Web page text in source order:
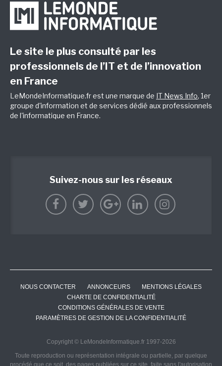
Le site le plus consulté par les
professionnels de l’IT et de l’innovation
en France
LeMondeInformatique.fr est une marque de IT News Info, 1er
groupe d'information et de services dédié aux professionnels
de l'informatique en France.
Suivez-nous sur les réseaux
NOUS CONTACTER ANNONCEURS
MENTIONS LÉGALES
CHARTE DE CONFIDENTIALITÉ
CONDITIONS GÉNÉRALES DE VENTE
PARAMÈTRES DE GESTION DE LA CONFIDENTIALITÉ
Copyright © LeMondeInformatique.fr 1997-2026
Toute reproduction ou représentation intégrale ou partielle, par quelque
procédé que ce soit, des pages publiées sur ce site, faite sans l'autorisation